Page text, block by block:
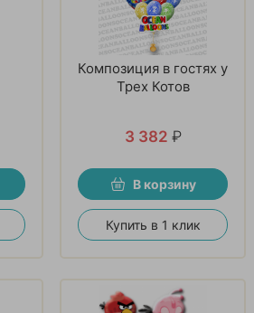
Композиция в гостях у
Трех Котов
3 382 ₽
В корзину
Купить в 1 клик